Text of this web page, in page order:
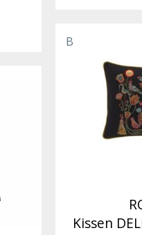
B
Kissen